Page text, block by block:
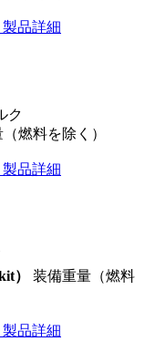
製品詳細
ク
燃料を除く）
製品詳細
） 装備重量（燃料
製品詳細